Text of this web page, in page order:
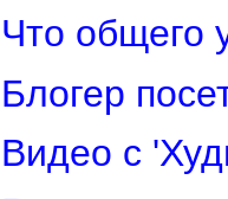
Что общего
Блогер
Видео с